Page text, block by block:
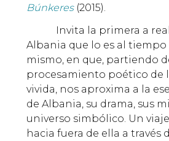
Búnkeres(2015).
Invita la primera a
Albania que lo es al
mismo, en que, partiendo
procesamiento poético de
vivida, nos aproxima a la
de Albania, su drama, sus
universo simbólico. Un
hacia fuera de ella a través